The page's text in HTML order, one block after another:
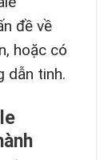
đề về
hoặc có
dẫn tinh.